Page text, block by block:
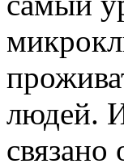
людей.
связано